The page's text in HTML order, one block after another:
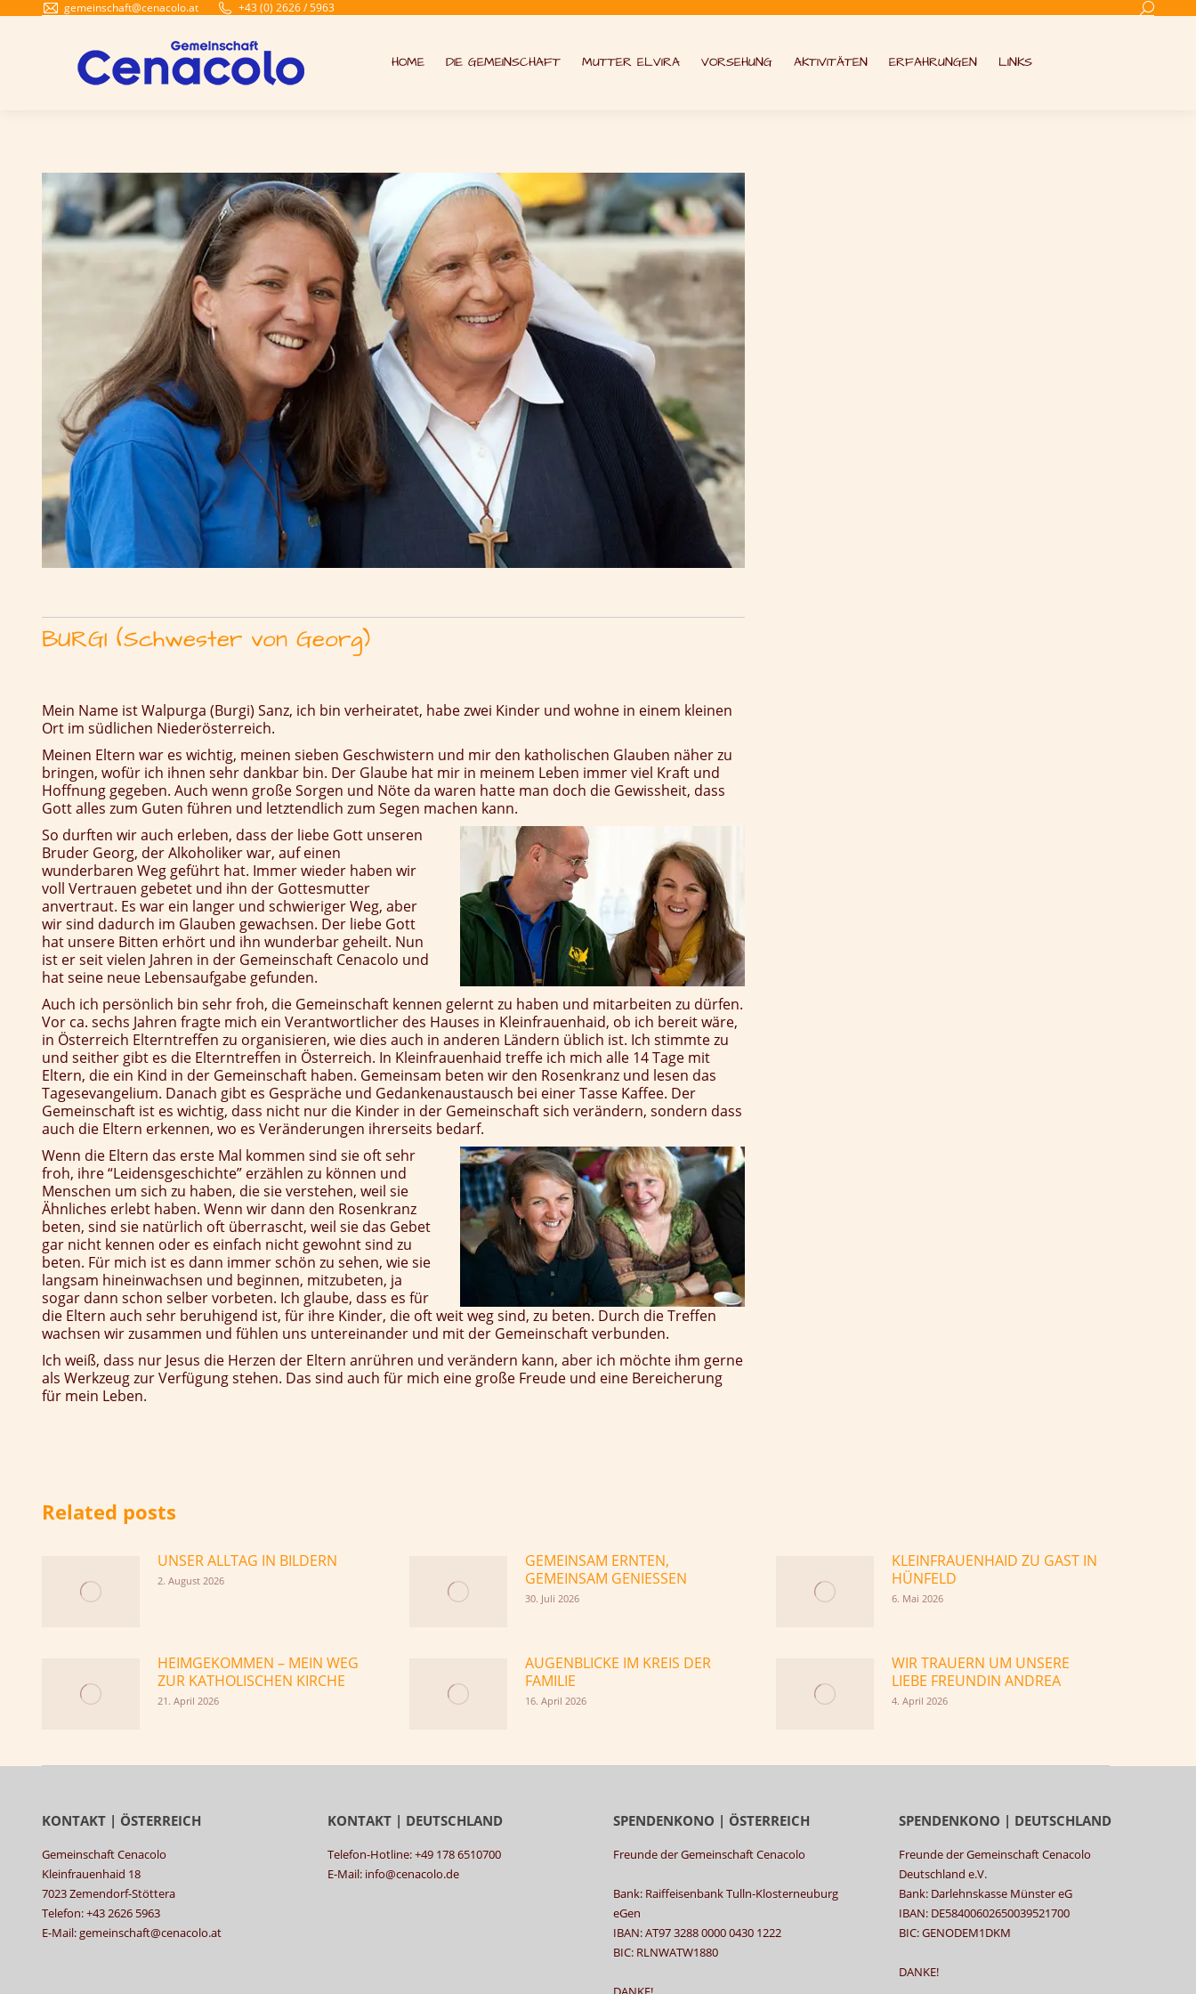
gemeinschaft@cenacolo.at +43 (0) 2626 / 5963 Search:
HOME DIE GEMEINSCHAFT MUTTER ELVIRA VORSEHUNG AKTIVITÄTEN ERFAHRUNGEN LINKS
BURGI (Schwester von Georg)
Mein Name ist Walpurga (Burgi) Sanz, ich bin verheiratet, habe zwei Kinder und wohne in einem kleinen
Ort im südlichen Niederösterreich.
Meinen Eltern war es wichtig, meinen sieben Geschwistern und mir den katholischen Glauben näher zu
bringen, wofür ich ihnen sehr dankbar bin. Der Glaube hat mir in meinem Leben immer viel Kraft und
Hoffnung gegeben. Auch wenn große Sorgen und Nöte da waren hatte man doch die Gewissheit, dass
Gott alles zum Guten führen und letztendlich zum Segen machen kann.
So durften wir auch erleben, dass der liebe Gott unseren
Bruder Georg, der Alkoholiker war, auf einen
wunderbaren Weg geführt hat. Immer wieder haben wir
voll Vertrauen gebetet und ihn der Gottesmutter
anvertraut. Es war ein langer und schwieriger Weg, aber
wir sind dadurch im Glauben gewachsen. Der liebe Gott
hat unsere Bitten erhört und ihn wunderbar geheilt. Nun
ist er seit vielen Jahren in der Gemeinschaft Cenacolo und
hat seine neue Lebensaufgabe gefunden.
Auch ich persönlich bin sehr froh, die Gemeinschaft kennen gelernt zu haben und mitarbeiten zu dürfen.
Vor ca. sechs Jahren fragte mich ein Verantwortlicher des Hauses in Kleinfrauenhaid, ob ich bereit wäre,
in Österreich Elterntreffen zu organisieren, wie dies auch in anderen Ländern üblich ist. Ich stimmte zu
und seither gibt es die Elterntreffen in Österreich. In Kleinfrauenhaid treffe ich mich alle 14 Tage mit
Eltern, die ein Kind in der Gemeinschaft haben. Gemeinsam beten wir den Rosenkranz und lesen das
Tagesevangelium. Danach gibt es Gespräche und Gedankenaustausch bei einer Tasse Kaffee. Der
Gemeinschaft ist es wichtig, dass nicht nur die Kinder in der Gemeinschaft sich verändern, sondern dass
auch die Eltern erkennen, wo es Veränderungen ihrerseits bedarf.
Wenn die Eltern das erste Mal kommen sind sie oft sehr
froh, ihre “Leidensgeschichte” erzählen zu können und
Menschen um sich zu haben, die sie verstehen, weil sie
Ähnliches erlebt haben. Wenn wir dann den Rosenkranz
beten, sind sie natürlich oft überrascht, weil sie das Gebet
gar nicht kennen oder es einfach nicht gewohnt sind zu
beten. Für mich ist es dann immer schön zu sehen, wie sie
langsam hineinwachsen und beginnen, mitzubeten, ja
sogar dann schon selber vorbeten. Ich glaube, dass es für
die Eltern auch sehr beruhigend ist, für ihre Kinder, die oft weit weg sind, zu beten. Durch die Treffen
wachsen wir zusammen und fühlen uns untereinander und mit der Gemeinschaft verbunden.
Ich weiß, dass nur Jesus die Herzen der Eltern anrühren und verändern kann, aber ich möchte ihm gerne
als Werkzeug zur Verfügung stehen. Das sind auch für mich eine große Freude und eine Bereicherung
für mein Leben.
Related posts
UNSER ALLTAG IN BILDERN
2. August 2026
GEMEINSAM ERNTEN,
GEMEINSAM GENIESSEN
30. Juli 2026
KLEINFRAUENHAID ZU GAST IN
HÜNFELD
6. Mai 2026
HEIMGEKOMMEN – MEIN WEG
ZUR KATHOLISCHEN KIRCHE
21. April 2026
AUGENBLICKE IM KREIS DER
FAMILIE
16. April 2026
WIR TRAUERN UM UNSERE
LIEBE FREUNDIN ANDREA
4. April 2026
KONTAKT | ÖSTERREICH
Gemeinschaft Cenacolo
Kleinfrauenhaid 18
7023 Zemendorf-Stöttera
Telefon: +43 2626 5963
E-Mail: gemeinschaft@cenacolo.at
KONTAKT | DEUTSCHLAND
Telefon-Hotline: +49 178 6510700
E-Mail: info@cenacolo.de
SPENDENKONO | ÖSTERREICH
Freunde der Gemeinschaft Cenacolo
Bank: Raiffeisenbank Tulln-Klosterneuburg
eGen
IBAN: AT97 3288 0000 0430 1222
BIC: RLNWATW1880
SPENDENKONO | DEUTSCHLAND
Freunde der Gemeinschaft Cenacolo
Deutschland e.V.
Bank: Darlehnskasse Münster eG
IBAN: DE58400602650039521700
BIC: GENODEM1DKM
DANKE!